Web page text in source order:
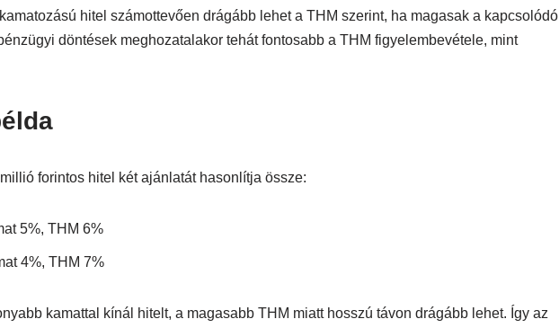
hitel számottevően drágább lehet a THM szerint, ha magasak a kapcsolódó
döntések meghozatalakor tehát fontosabb a THM figyelembevétele, mint
forintos hitel két ajánlatát hasonlítja össze:
5%, THM 6%
4%, THM 7%
kamattal kínál hitelt, a magasabb THM miatt hosszú távon drágább lehet. Így az